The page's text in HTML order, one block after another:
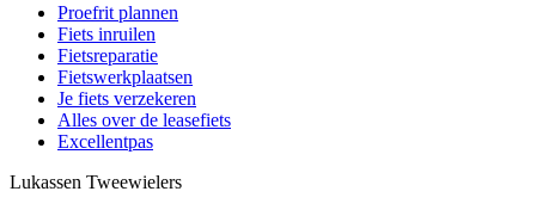
Proefrit plannen
Fiets inruilen
Fietsreparatie
Fietswerkplaatsen
Je fiets verzekeren
Alles over de leasefiets
Excellentpas
Lukassen Tweewielers